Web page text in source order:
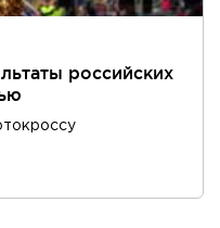
российских